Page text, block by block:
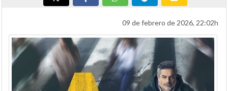
09 de febrero de 2026, 22:02h